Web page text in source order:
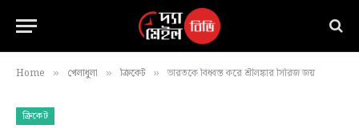
Home » খেলাধুলা » ক্রিকেট » ভারতকে বিধ্বস্ত করে শ্রীলঙ্কার সিরিজ জয়
ক্রিকেট